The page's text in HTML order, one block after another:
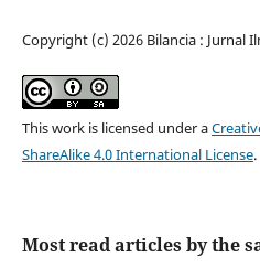
Copyright (c) 2026 Bilancia : Jurnal
This work is licensed under a
ShareAlike 4.0 International License.
Most read articles by the